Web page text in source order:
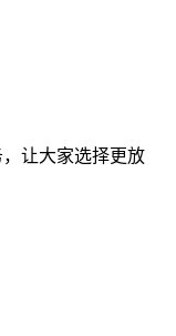
让大家选择更放